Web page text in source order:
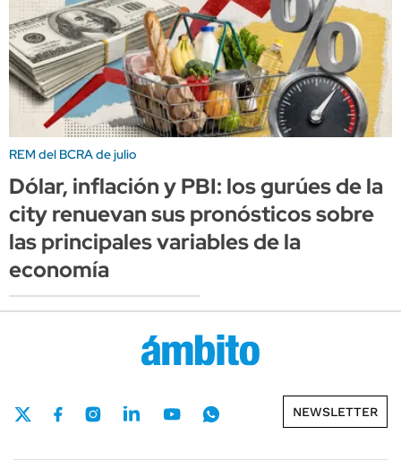
REM del BCRA de julio
Dólar, inflación y PBI: los gurúes de la
city renuevan sus pronósticos sobre
las principales variables de la
economía
NEWSLETTER